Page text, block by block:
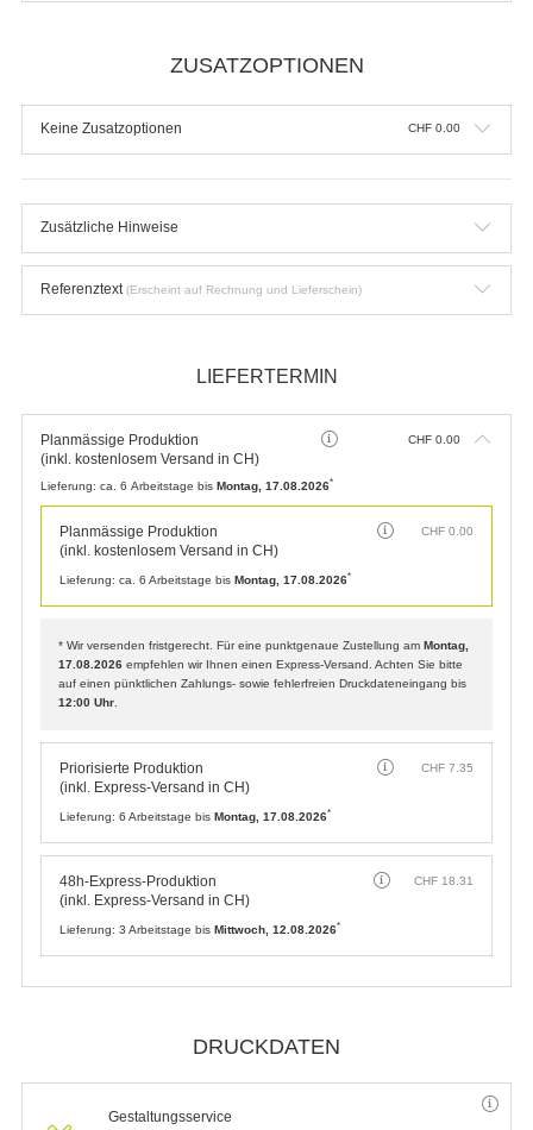
ZUSATZOPTIONEN
Keine Zusatzoptionen CHF 0.00
Zusätzliche Hinweise
Referenztext (Erscheint auf Rechnung und Lieferschein)
LIEFERTERMIN
Planmässige Produktion
(inkl. kostenlosem Versand in CH)
CHF 0.00
Lieferung: ca. 6 Arbeitstage bis Montag, 17.08.2026*
Planmässige Produktion
(inkl. kostenlosem Versand in CH)
CHF 0.00
Lieferung: ca. 6 Arbeitstage bis Montag, 17.08.2026*
* Wir versenden fristgerecht. Für eine punktgenaue Zustellung am Montag,
17.08.2026 empfehlen wir Ihnen einen Express-Versand. Achten Sie bitte
auf einen pünktlichen Zahlungs- sowie fehlerfreien Druckdateneingang bis
12:00 Uhr
Priorisierte Produktion
(inkl. Express-Versand in CH)
CHF 7.35
Lieferung: 6 Arbeitstage bis Montag, 17.08.2026*
48h-Express-Produktion
(inkl. Express-Versand in CH)
CHF 18.31
Lieferung: 3 Arbeitstage bis Mittwoch, 12.08.2026*
DRUCKDATEN
Gestaltungsservice